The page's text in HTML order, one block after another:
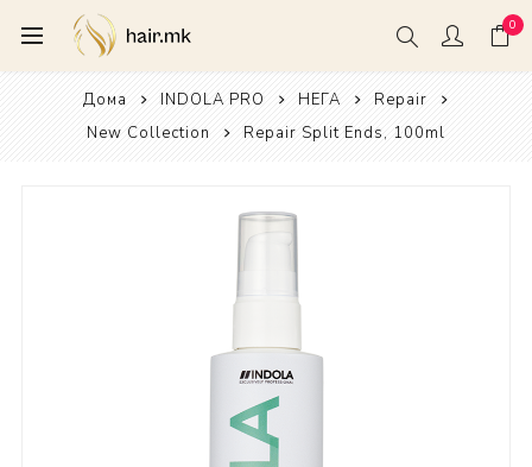
0
Дома INDOLA PRO НЕГА
Repair
New Collection
Repair Split Ends, 100ml